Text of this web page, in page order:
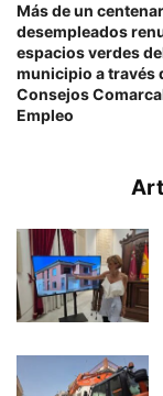
Más de un
desempleados
espacios verdes
municipio a través
Consejos
Empleo